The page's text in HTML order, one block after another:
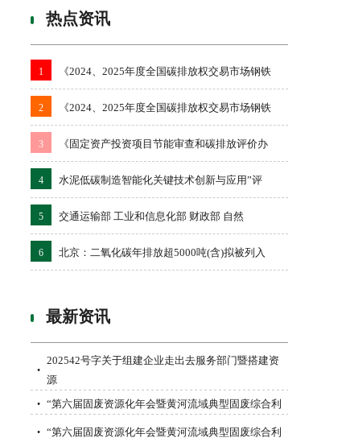
热点资讯
1 《2024、2025年度全国碳排放权交易市场钢铁
2 《2024、2025年度全国碳排放权交易市场钢铁
3 《固定资产投资项目节能审查和碳排放评价办
4 水泥低碳制造智能化关键技术创新与应用”评
5 交通运输部 工业和信息化部 财政部 自然
6 北京：二氧化碳年排放超5000吨(含)拟被列入
最新资讯
•
202542号字关于组建企业走出去服务部门暨搭建资
源
• “第六届固废资源化年会暨黄河流域典型固废综合利
• “第六届固废资源化年会暨黄河流域典型固废综合利